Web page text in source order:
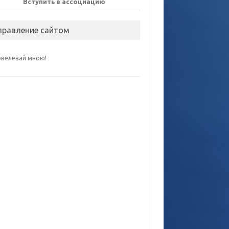
Вступить в ассоциацию
сайтом
мною!